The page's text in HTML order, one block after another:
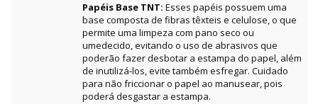
Papéis Base TNT: Esses papéis possuem uma
base composta de fibras têxteis e celulose, o que
permite uma limpeza com pano seco ou
umedecido, evitando o uso de abrasivos que
poderão fazer desbotar a estampa do papel, além
de inutilizá-los, evite também esfregar. Cuidado
para não friccionar o papel ao manusear, pois
poderá desgastar a estampa.